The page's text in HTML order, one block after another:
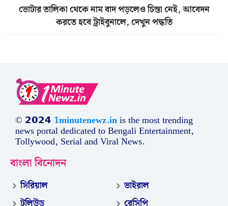
ভোটার তালিকা থেকে নাম বাদ পড়লেও চিন্তা নেই, আবেদন
করতে হবে ট্রাইবুনালে, দেখুন পদ্ধতি
© 𝟮𝟬𝟮𝟰 1minutenewz.inis the most trending
news portal dedicated to Bengali Entertainment,
Tollywood, Serial and Viral News.
বাংলা বিনোদন
সিরিয়াল
ভাইরাল